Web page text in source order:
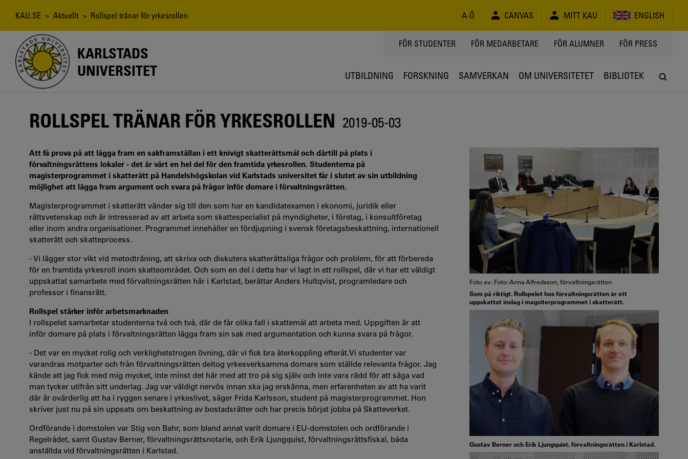
Länkstig
KAU.SE > Aktuellt > Rollspel tränar för yrkesrollen A-Ö CANVAS MITT KAU ENGLISH
KARLSTADS
UNIVERSITET
TOPPMENY
FÖR STUDENTER FÖR MEDARBETARE FÖR ALUMNER FÖR PRESS
UTBILDNING FORSKNING SAMVERKAN OM UNIVERSITETET BIBLIOTEK
ROLLSPEL TRÄNAR FÖR YRKESROLLEN 2019-05-03
Att få prova på att lägga fram en sakframställan i ett knivigt skatterättsmål och därtill på plats i
förvaltningsrättens lokaler - det är värt en hel del för den framtida yrkesrollen. Studenterna på
magisterprogrammet i skatterätt på Handelshögskolan vid Karlstads universitet får i slutet av sin utbildning
möjlighet att lägga fram argument och svara på frågor inför domare i förvaltningsrätten.
Magisterprogrammet i skatterätt vänder sig till den som har en kandidatexamen i ekonomi, juridik eller
rättsvetenskap och är intresserad av att arbeta som skattespecialist på myndigheter, i företag, i konsultföretag
eller inom andra organisationer. Programmet innehåller en fördjupning i svensk företagsbeskattning, internationell
skatterätt och skatteprocess.
- Vi lägger stor vikt vid metodträning, att skriva och diskutera skatterättsliga frågor och problem, för att förbereda
för en framtida yrkesroll inom skatteområdet. Och som en del i detta har vi lagt in ett rollspel, där vi har ett väldigt
uppskattat samarbete med förvaltningsrätten här i Karlstad, berättar Anders Hultqvist, programledare och
professor i finansrätt.
Rollspel stärker inför arbetsmarknaden
I rollspelet samarbetar studenterna två och två, där de får olika fall i skattemål att arbeta med. Uppgiften är att
inför domare på plats i förvaltningsrätten lägga fram sin sak med argumentation och kunna svara på frågor.
- Det var en mycket rolig och verklighetstrogen övning, där vi fick bra återkoppling efteråt.Vi studenter var
varandras motparter och från förvaltningsrätten deltog yrkesverksamma domare som ställde relevanta frågor. Jag
kände att jag fick med mig mycket, inte minst det här med att tro på sig själv och inte vara rädd för att säga vad
man tycker utifrån sitt underlag. Jag var väldigt nervös innan ska jag erskänna, men erfarenheten av att ha varit
där är ovärderlig att ha i ryggen senare i yrkeslivet, säger Frida Karlsson, student på magisterprogrammet. Hon
skriver just nu på sin uppsats om beskattning av bostadsrätter och har precis börjat jobba på Skatteverket.
Ordförande i domstolen var Stig von Bahr, som bland annat varit domare i EU-domstolen och ordförande i
Regelrådet, samt Gustav Berner, förvaltningsrättsnotarie, och Erik Ljungquist, förvaltningsrättsfiskal, båda
anställda vid förvaltningsrätten i Karlstad.
Foto av: Foto: Anna Alfredsson, förvaltningsrätten
Som på riktigt. Rollspelet hos förvaltningsrätten är ett
uppskattat inslag i magsiterprogrammet i skatterätt.
Gustav Berner och Erik Ljungquist, förvaltningsrätten i Karlstad.